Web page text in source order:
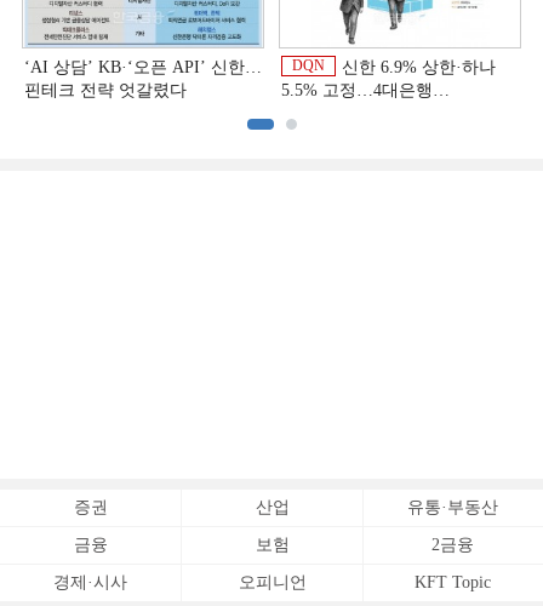
‘AI 상담’ KB·‘오픈 API’ 신한…
핀테크 전략 엇갈렸다
DQN
신한 6.9% 상한·하나
5.5% 고정…4대은행
증권 산업 유통·부동산
금융 보험 2금융
경제·시사 오피니언 KFT Topic